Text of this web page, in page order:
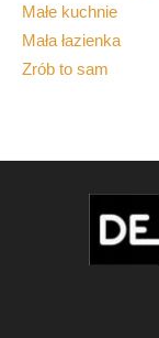
Małe kuchnie
Mała łazienka
Zrób to sam